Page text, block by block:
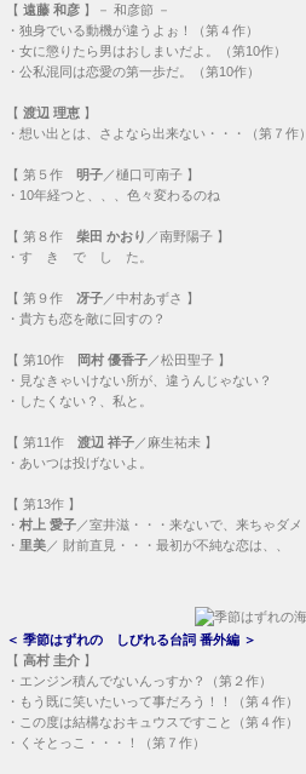
【 遠藤 和彦 】－ 和彦節 －
・ 独身でいる動機が違うよぉ！（第４作）
・ 女に懲りたら男はおしまいだよ。（第10作）
・ 公私混同は恋愛の第一歩だ。（第10作）
【 渡辺 理恵 】
・ 想い出とは、さよなら出来ない・・・（第７作）
【 第５作 明子 ／樋口可南子 】
・ 10年経つと、、、色々変わるのね
【 第８作 柴田 かおり ／南野陽子 】
・ す き で し た。
【 第９作 冴子 ／中村あずさ 】
・ 貴方も恋を敵に回すの？
【 第10作 岡村 優香子 ／松田聖子 】
・ 見なきゃいけない所が、違うんじゃない？
・ したくない？、私と。
【 第11作 渡辺 祥子 ／麻生祐未 】
・ あいつは投げないよ。
【 第13作 】
・ 村上 愛子 ／室井滋・・・ 来ないで、来ちゃダメ
・ 里美 ／ 財前直見・・・ 最初が不純な恋は、、
＜ 季節はずれの しびれる台詞 番外編 ＞
【 高村 圭介 】
・ エンジン積んでないんっすか？（第２作）
・ もう既に笑いたいって事だろう！！（第４作）
・ この度は結構なおキュウスですこと（第４作）
・ くそとっこ・・・！（第７作）